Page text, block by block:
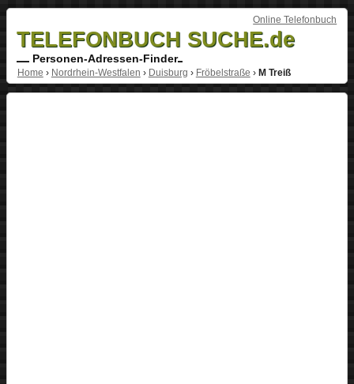
Online Telefonbuch
TELEFONBUCH SUCHE.de
Personen-Adressen-Finder
Home › Nordrhein-Westfalen › Duisburg › Fröbelstraße › M Treiß